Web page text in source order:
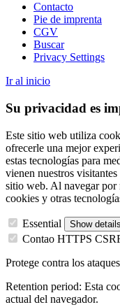
Contacto
Pie de imprenta
CGV
Buscar
Privacy Settings
Ir al inicio
Su privacidad es
Este sitio web utiliza
ofrecerle una mejor
estas tecnologías para
vienen nuestros
sitio web. Al navegar por
cookies y otras
Essential Show details
Contao HTTPS
Protege contra los
Retention period: Esta
actual del navegador.